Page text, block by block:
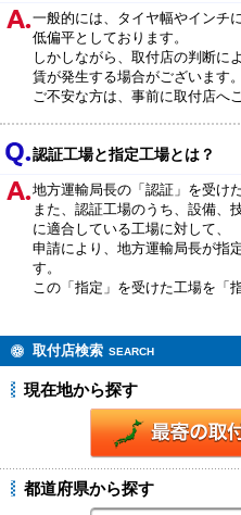
一般的には、タイヤ幅やインチ
低偏平としております。
しかしながら、取付店の判断に
賃が発生する場合がございます。
ご不安な方は、事前に取付店へ
認証工場と指定工場とは？
地方運輸局長の「認証」を受け
また、認証工場のうち、設備、
に適合している工場に対して、
申請により、地方運輸局長が指
す。
この「指定」を受けた工場を「
取付店検索 SEARCH
現在地から探す
都道府県から探す